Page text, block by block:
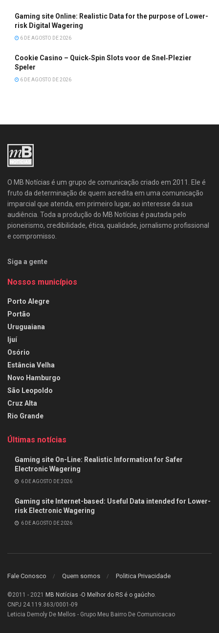
Gaming site Online: Realistic Data for the purpose of Lower-
risk Digital Wagering
6 DE AGOSTO DE 2026
Cookie Casino – Quick‑Spin Slots voor de Snel‑Plezier
Speler
6 DE AGOSTO DE 2026
O MB Notícias é um grupo de comunicação criado em 2011. Ele é
fruto da determinação de quem acredita em uma comunicação
imparcial que atenda, em primeiro lugar, ao interesse da sua
audiência. Toda a produção do MB Notícias é pautada pelo
pioneirismo, credibilidade, ética, qualidade, jornalismo profissional
e compromisso.
Siga a gente
Nossos municípios
Porto Alegre
Portão
Uruguaiana
Ijuí
Osório
Estância Velha
Novo Hamburgo
São Leopoldo
Cruz Alta
Rio Grande
Últimas notícias
Gaming site On-Line: Realistic Information for Safer
Electronic Wagering
6 DE AGOSTO DE 2026
Gaming site Internet-based: Useful Data intended for Lower-
risk Electronic Wagering
6 DE AGOSTO DE 2026
Fale Conosco Quem somos Politica Privacidade
©2011 - 2021 MB Notícias -O Melhor do RS é o gaúcho.
CNPJ 24.119.363/0001-09
Leticia Demoly De Mellos - Grupo Meu Bairro De Comunicacao